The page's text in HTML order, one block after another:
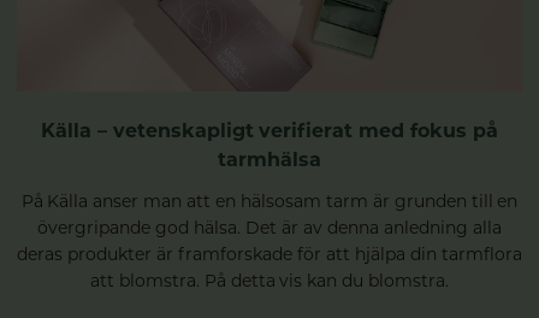
Källa – vetenskapligt verifierat med fokus på
tarmhälsa
På Källa anser man att en hälsosam tarm är grunden till en
övergripande god hälsa. Det är av denna anledning alla
deras produkter är framforskade för att hjälpa din tarmflora
att blomstra. På detta vis kan du blomstra.